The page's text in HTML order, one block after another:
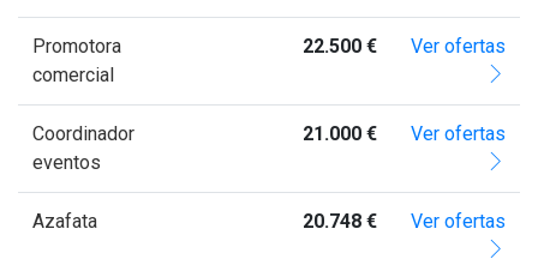
Promotora
comercial
22.500 € Ver ofertas
Coordinador
eventos
21.000 € Ver ofertas
Azafata 20.748 € Ver ofertas